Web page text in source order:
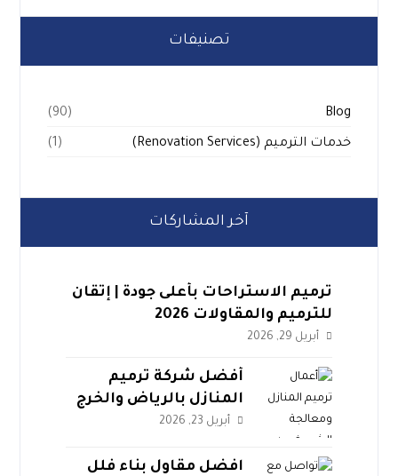
تصنيفات
Blog
(90)
خدمات الترميم (Renovation Services) (1)
آخر المشاركات
ترميم الاستراحات بأعلى جودة | إتقان
للترميم والمقاولات 2026
أبريل 29, 2026
أفضل شركة ترميم
المنازل بالرياض والخرج
2026 | مؤسسة إتقان
أبريل 23, 2026
افضل مقاول بناء فلل